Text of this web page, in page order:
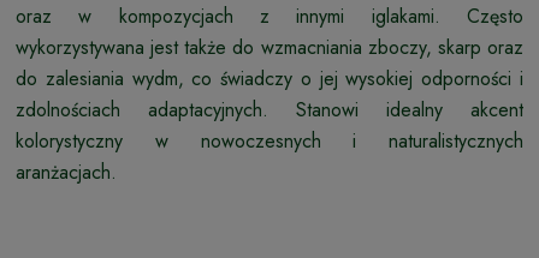
oraz w kompozycjach z innymi iglakami. Często
wykorzystywana jest także do wzmacniania zboczy, skarp oraz
do zalesiania wydm, co świadczy o jej wysokiej odporności i
zdolnościach adaptacyjnych. Stanowi idealny akcent
kolorystyczny w nowoczesnych i naturalistycznych
aranżacjach.